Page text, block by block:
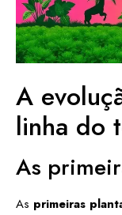
A
linha do
As
As primeiras